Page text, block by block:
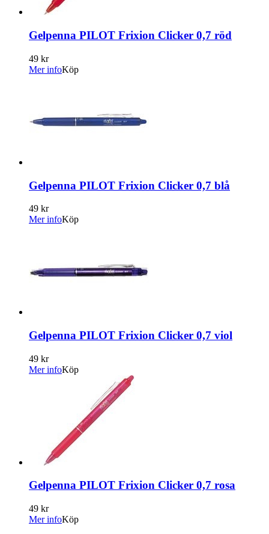
Gelpenna PILOT Frixion Clicker 0,7 röd
49 kr
Mer infoKöp
Gelpenna PILOT Frixion Clicker 0,7 blå
49 kr
Mer infoKöp
Gelpenna PILOT Frixion Clicker 0,7 viol
49 kr
Mer infoKöp
Gelpenna PILOT Frixion Clicker 0,7 rosa
49 kr
Mer infoKöp